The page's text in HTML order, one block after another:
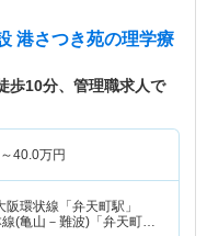
港さつき苑の理学療
歩10分、管理職求人で
40.0万円
阪環状線「弁天町駅」
線(亀山－難波)「弁天町